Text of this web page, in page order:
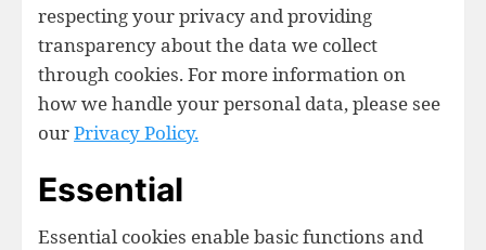
respecting your privacy and providing
transparency about the data we collect
through cookies. For more information on
how we handle your personal data, please see
ourPrivacy Policy.
Essential
Essential cookies enable basic functions and